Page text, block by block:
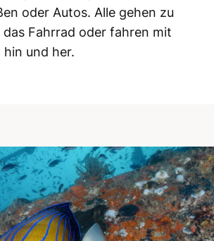
oder Autos. Alle gehen zu
das Fahrrad oder fahren mit
und her.